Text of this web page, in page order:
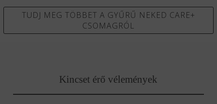
TUDJ MEG TÖBBET A GYŰRŰ NEKED CARE+
CSOMAGRÓL
Kincset érő vélemények